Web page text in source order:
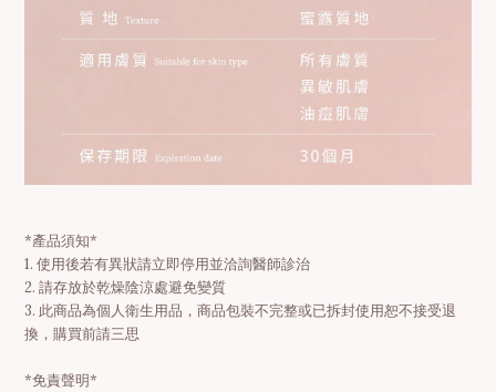
*產品須知*
1. 使用後若有異狀請立即停用並洽詢醫師診治
2. 請存放於乾燥陰涼處避免變質
3. 此商品為個人衛生用品，商品包裝不完整或已拆封使用恕不接受退
換，購買前請三思
*免責聲明*